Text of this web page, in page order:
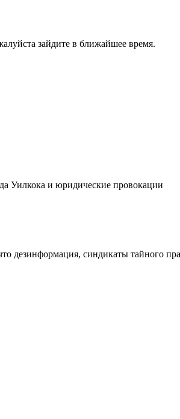
зайдите в ближайшее время.
Уилкока и юридические провокации
дезинформация, синдикаты тайного